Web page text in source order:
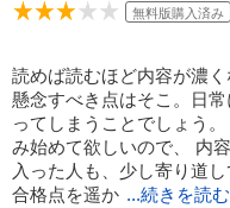
無料版購入済み
読めば読むほど内容が濃
懸念すべき点はそこ。日
ってしまうことでしょう
み始めて欲しいので、 内
入った人も、少し寄り道
合格点を遥か ...続きを読む